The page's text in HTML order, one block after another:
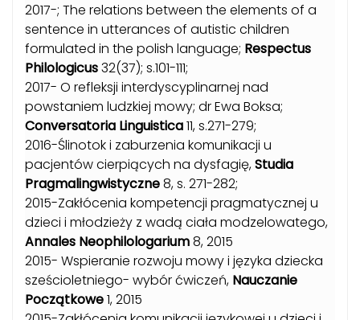
2017-; The relations between the elements of a
sentence in utterances of autistic children
formulated in the polish language; Respectus
Philologicus32(37); s.101-111;
2017- O refleksji interdyscyplinarnej nad
powstaniem ludzkiej mowy; dr Ewa Boksa;
Conversatoria Linguistica11, s.271-279;
2016-Ślinotok i zaburzenia komunikacji u
pacjentów cierpiących na dysfagię,Studia
Pragmalingwistyczne8, s. 271-282;
2015-Zakłócenia kompetencji pragmatycznej u
dzieci i młodzieży z wadą ciała modzelowatego,
Annales Neophilologarium8, 2015
2015- Wspieranie rozwoju mowy i języka dziecka
sześcioletniego- wybór ćwiczeń, Nauczanie
Początkowe1, 2015